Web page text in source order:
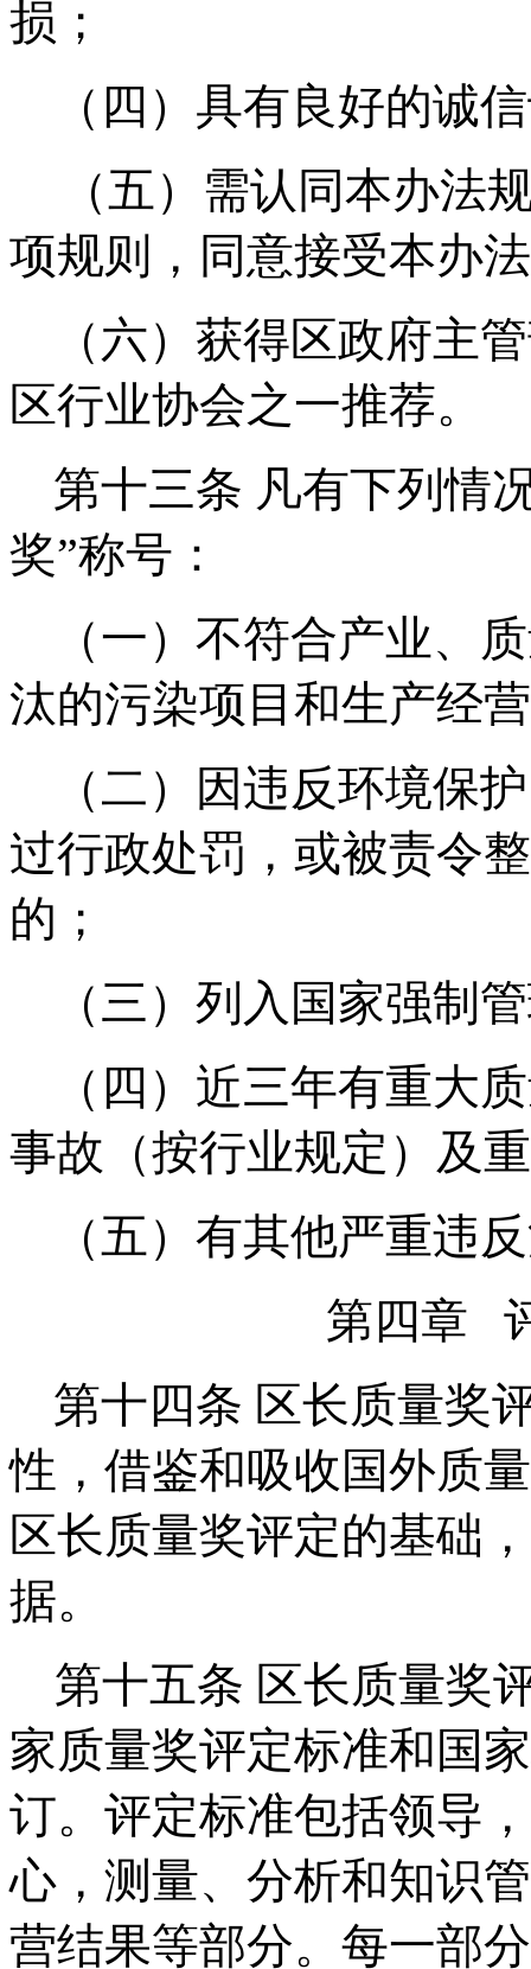
损；
（四）具有良好的诚
（五）需认同本办法
项规则，同意接受本办
（六）获得区政府主
区行业协会之一推荐。
第十三条 凡有下列情
奖”称号：
（一）不符合产业、
汰的污染项目和生产经
（二）因违反环境保
过行政处罚，或被责令
的；
（三）列入国家强制
（四） 近三年有重大
事故（按行业规定）及
（五）有其他严重违
第四章
第十四条 区长质量奖
性，借鉴和吸收国外质
区长质量奖评定的基础
据。
第十五条 区长质量奖
家质量奖评定标准和国
订。评定标准包括领导
心，测量、分析和知识
营结果等部分。每一部